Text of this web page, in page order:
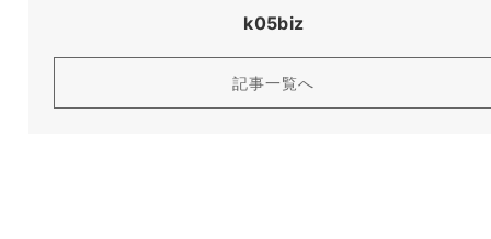
k05biz
記事一覧へ